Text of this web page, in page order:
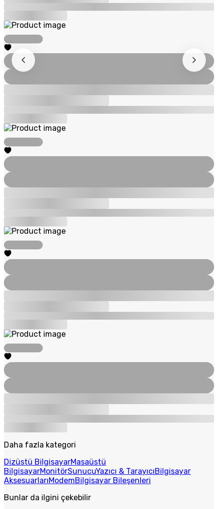
Daha fazla kategori
Dizüstü BilgisayarMasaüstü
BilgisayarMonitörSunucuYazıcı & TarayıcıBilgisayar
AksesuarlarıModemBilgisayar Bileşenleri
Bunlar da ilgini çekebilir